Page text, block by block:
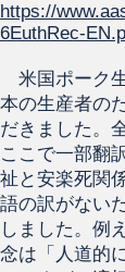
https://
6EuthRec-
米国ポーク
本の生産者の
だきました。
ここで一部翻
祉と安楽死関
語の訳がない
しました。例
念は「人道的